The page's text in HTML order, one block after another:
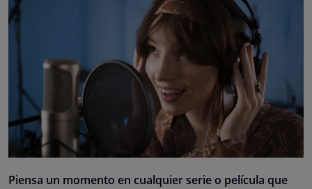
Piensa un momento en cualquier serie o película que